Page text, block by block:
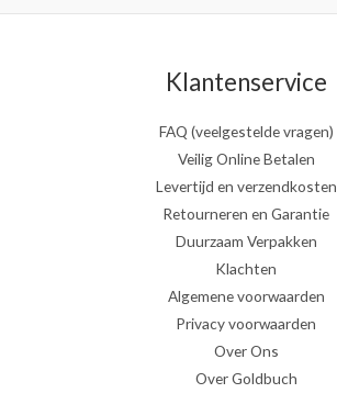
Klantenservice
FAQ (veelgestelde vragen)
Veilig Online Betalen
Levertijd en verzendkosten
Retourneren en Garantie
Duurzaam Verpakken
Klachten
Algemene voorwaarden
Privacy voorwaarden
Over Ons
Over Goldbuch